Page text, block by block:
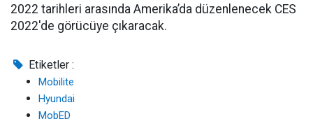
2022 tarihleri arasında Amerika’da düzenlenecek CES
2022'de görücüye çıkaracak.
Etiketler :
Mobilite
Hyundai
MobED